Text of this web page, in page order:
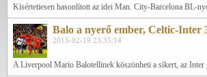
Kísértetiesen hasonlított az idei Man. City-Barcelona BL-
Balo a nyerő ember, Celtic-Inter
2015-02-19 23:35:14
A Liverpool Mario Balotellinek köszönheti a sikert, az Inter